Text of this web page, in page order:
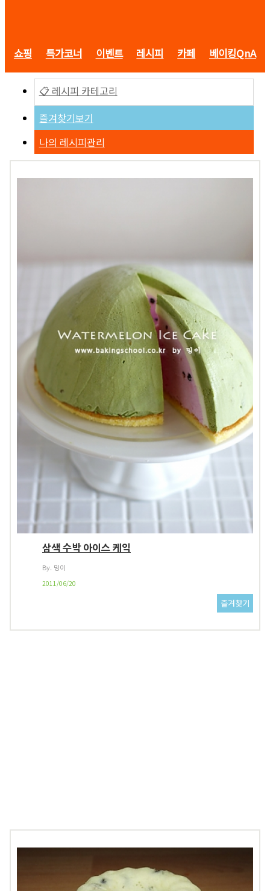
쇼핑 특가코너 이벤트 레시피 카페 베이킹QnA
📋 레시피 카테고리
즐겨찾기보기
나의 레시피관리
삼색 수박 아이스 케익
By. 밍이
2011/06/20